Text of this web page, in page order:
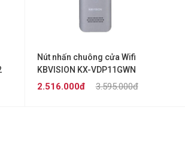
Nút nhấn chuông cửa Wifi
KBVISION KX-VDP11GWN
3.595.000đ
2.516.000đ